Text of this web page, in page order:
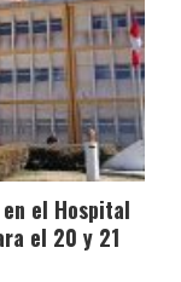
en el Hospital
el 20 y 21